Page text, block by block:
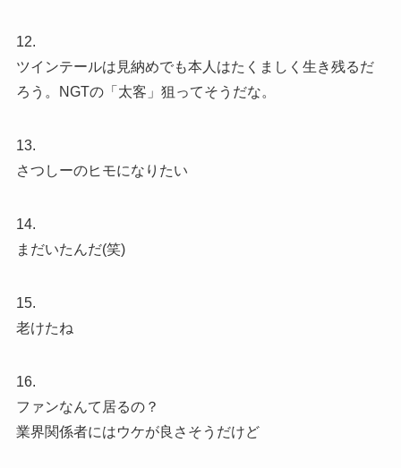
12.
ツインテールは見納めでも本人はたくましく生き残るだ
ろう。NGTの「太客」狙ってそうだな。
13.
さつしーのヒモになりたい
14.
まだいたんだ(笑)
15.
老けたね
16.
ファンなんて居るの？
業界関係者にはウケが良さそうだけど